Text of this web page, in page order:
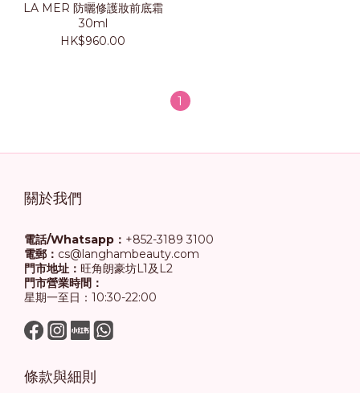
LA MER 防曬修護妝前底霜
30ml
HK$960.00
1
關於我們
電話/Whatsapp： +852-3189 3100
電郵： cs@langhambeauty.com
門市地址： 旺角朗豪坊L1及L2
門市營業時間：
星期一至日：10:30-22:00
條款與細則